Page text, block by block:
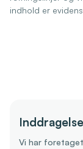
indhold er
Vi har